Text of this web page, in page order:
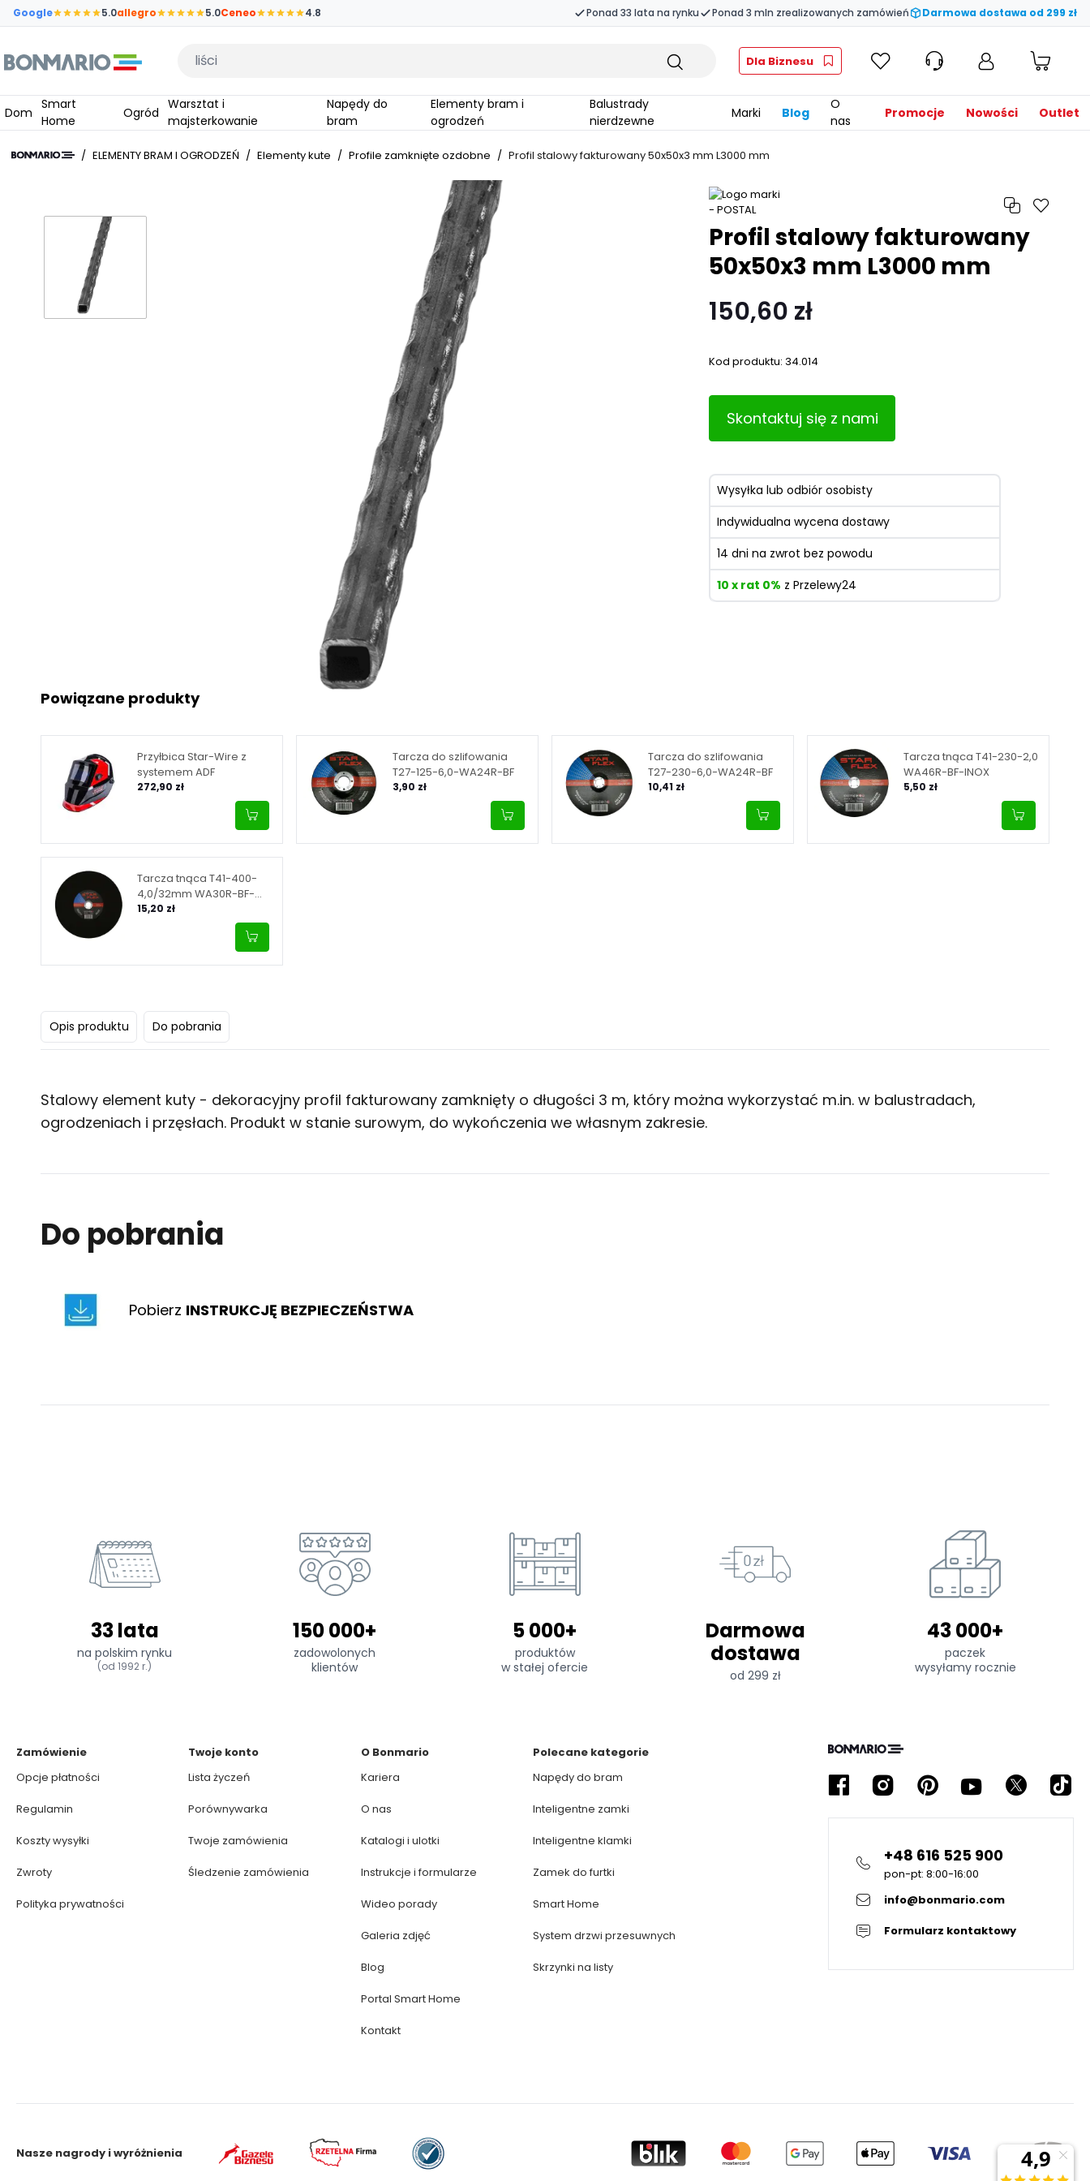
Przejdź do głównej zawartości strony
Google 5.0allegro 5.0Ceneo 4.8 Ponad 33 lata na rynku Ponad 3 mln zrealizowanych zamówień Darmowa dostawa od 299 zł
Wpisz czego szukasz Dla Biznesu
Dom
Smart
Home
Ogród
Warsztat i
majsterkowanie
Napędy do
bram
Elementy bram i
ogrodzeń
Balustrady
nierdzewne
Marki Blog
O
nas
Promocje Nowości Outlet
/ ELEMENTY BRAM I OGRODZEŃ / Elementy kute / Profile zamknięte ozdobne / Profil stalowy fakturowany 50x50x3 mm L3000 mm
Powiązane produkty
Przyłbica Star-Wire z
systemem ADF
272,90 zł
Tarcza do szlifowania
T27-125-6,0-WA24R-BF
3,90 zł
Tarcza do szlifowania
T27-230-6,0-WA24R-BF
10,41 zł
Tarcza tnąca T41-230-2,0
WA46R-BF-INOX
5,50 zł
Tarcza tnąca T41-400-
4,0/32mm WA30R-BF-
INOX
15,20 zł
Opis produktu Do pobrania
Stalowy element kuty - dekoracyjny profil fakturowany zamknięty o długości 3 m, który można wykorzystać m.in. w balustradach,
ogrodzeniach i przęsłach. Produkt w stanie surowym, do wykończenia we własnym zakresie.
Do pobrania
Pobierz INSTRUKCJĘ BEZPIECZEŃSTWA
Profil stalowy fakturowany
50x50x3 mm L3000 mm
150,60 zł
Kod produktu: 34.014
Skontaktuj się z nami
Wysyłka lub odbiór osobisty
Indywidualna wycena dostawy
14 dni na zwrot bez powodu
10 x rat 0% z Przelewy24
33 lata
na polskim rynku
(od 1992 r.)
150 000+
zadowolonych
klientów
5 000+
produktów
w stałej ofercie
Darmowa
dostawa
od 299 zł
43 000+
paczek
wysyłamy rocznie
+48 616 525 900
pon-pt: 8:00-16:00
info@bonmario.com
Formularz kontaktowy
Zamówienie
Opcje płatności
Regulamin
Koszty wysyłki
Zwroty
Polityka prywatności
Twoje konto
Lista życzeń
Porównywarka
Twoje zamówienia
Śledzenie zamówienia
O Bonmario
Kariera
O nas
Katalogi i ulotki
Instrukcje i formularze
Wideo porady
Galeria zdjęć
Blog
Portal Smart Home
Kontakt
Polecane kategorie
Napędy do bram
Inteligentne zamki
Inteligentne klamki
Zamek do furtki
Smart Home
System drzwi przesuwnych
Skrzynki na listy
Nasze nagrody i wyróżnienia